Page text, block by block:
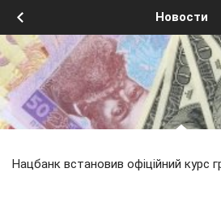
Новости
Нацбанк встановив офіційний курс